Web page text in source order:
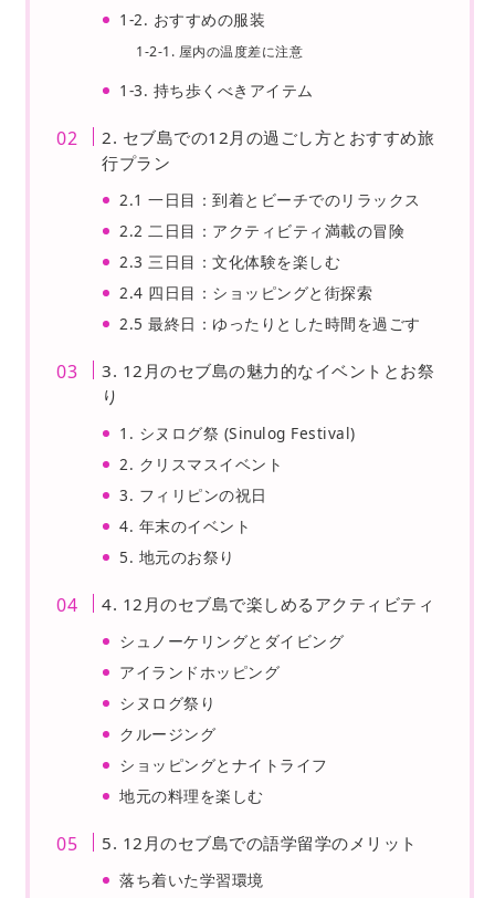
1-2. おすすめの服装
1-2-1. 屋内の温度差に注意
1-3. 持ち歩くべきアイテム
2. セブ島での12月の過ごし方とおすすめ旅
行プラン
2.1 一日目：到着とビーチでのリラックス
2.2 二日目：アクティビティ満載の冒険
2.3 三日目：文化体験を楽しむ
2.4 四日目：ショッピングと街探索
2.5 最終日：ゆったりとした時間を過ごす
3. 12月のセブ島の魅力的なイベントとお祭
り
1. シヌログ祭 (Sinulog Festival)
2. クリスマスイベント
3. フィリピンの祝日
4. 年末のイベント
5. 地元のお祭り
4. 12月のセブ島で楽しめるアクティビティ
シュノーケリングとダイビング
アイランドホッピング
シヌログ祭り
クルージング
ショッピングとナイトライフ
地元の料理を楽しむ
5. 12月のセブ島での語学留学のメリット
落ち着いた学習環境